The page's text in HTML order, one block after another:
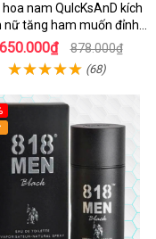
hoa nam QuIcKsAnD kích
nữ tăng ham muốn đỉnh
cao
650.000₫ 878.000₫
(68)